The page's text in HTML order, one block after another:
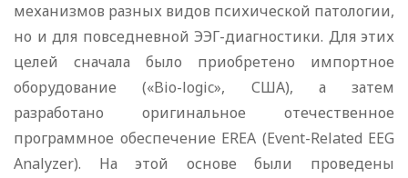
механизмов разных видов психической патологии,
но и для повседневной ЭЭГ-диагностики. Для этих
целей сначала было приобретено импортное
оборудование («Bio-logic», США), а затем
разработано оригинальное отечественное
программное обеспечение EREA (Event-Related EEG
Analyzer). На этой основе были проведены